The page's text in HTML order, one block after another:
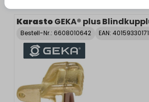
KarastoGEKA® plus
Bestell-Nr.: 6608010642 EAN: